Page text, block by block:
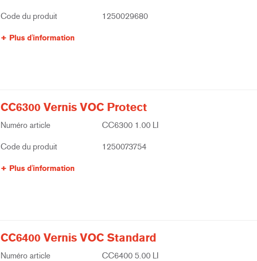
Code du produit 1250029680
Plus d'information
CC6300 Vernis VOC Protect
Numéro article CC6300 1.00 LI
Code du produit 1250073754
Plus d'information
CC6400 Vernis VOC Standard
Numéro article CC6400 5.00 LI